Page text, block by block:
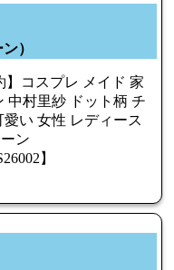
）
】コスプレ メイド 家
中村里紗 ドット柄 チ
愛い 女性 レディース
ン
】